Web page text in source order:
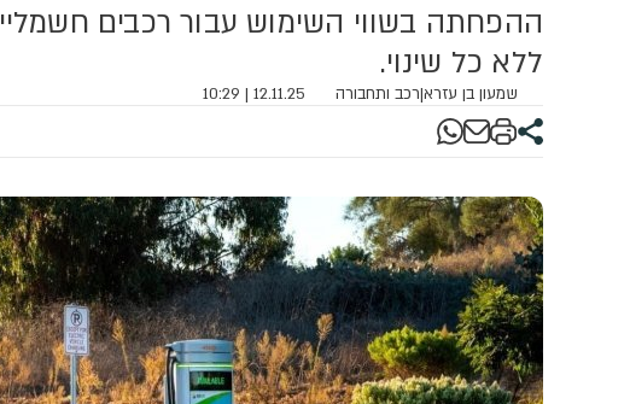
ההפחתה בשווי השימוש עבור רכבים
ללא כל שינוי.
שמעון בן עזרא|רכב ותחבורה 12.11.25 | 10:29